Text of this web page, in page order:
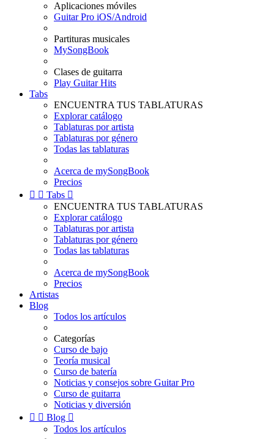
Aplicaciones móviles
Guitar Pro iOS/Android
Partituras musicales
MySongBook
Clases de guitarra
Play Guitar Hits
Tabs
ENCUENTRA TUS TABLATURAS
Explorar catálogo
Tablaturas por artista
Tablaturas por género
Todas las tablaturas
Acerca de mySongBook
Precios
  Tabs 
ENCUENTRA TUS TABLATURAS
Explorar catálogo
Tablaturas por artista
Tablaturas por género
Todas las tablaturas
Acerca de mySongBook
Precios
Artistas
Blog
Todos los artículos
Categorías
Curso de bajo
Teoría musical
Curso de batería
Noticias y consejos sobre Guitar Pro
Curso de guitarra
Noticias y diversión
  Blog 
Todos los artículos